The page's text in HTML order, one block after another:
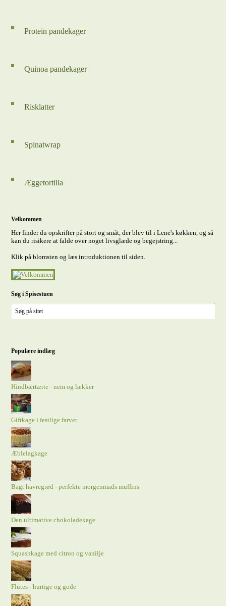
Protein pandekager
Quinoa pandekager
Risklatter
Spinatwrap
Æggetortilla
Velkommen
Her finder du opskrifter på stort og småt, der blev til i Lene's køkken, og så
kan du risikere at falde over noget livsglæde og begejstring...
Klik på blomsten og læs introduktionen til siden.
Søg i Spisestuen
Populære indlæg
Hindbærtærte - nem og lækker
Giftkage i festlige farver
Æblelagkage
Bagt havregrød - perfekte morgenmads muffins
Den ultimative chokoladekage
Squashkage med citron og vanilje
Flutes - hurtige og gode